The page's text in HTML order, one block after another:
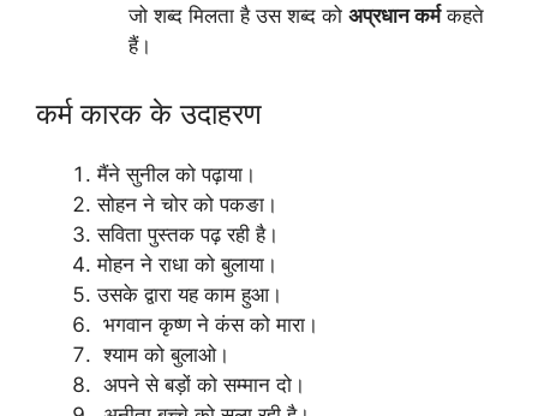
जो शब्द मिलता है उस शब्द को अप्रधान कर्मकहते
हैं।
कर्म कारक के उदाहरण
मैंने सुनील को पढ़ाया।
सोहन ने चोर को पकङा।
सविता पुस्तक पढ़ रही है।
मोहन ने राधा को बुलाया।
उसके द्वारा यह काम हुआ।
भगवान कृष्ण ने कंस को मारा।
श्याम को बुलाओ।
अपने से बड़ों को सम्मान दो।